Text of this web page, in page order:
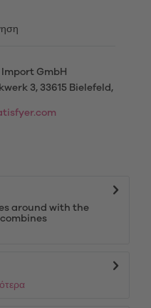
GmbH
3, 33615 Bielefeld,
around with the